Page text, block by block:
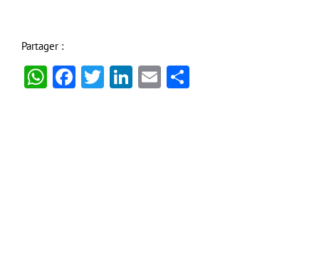
Partager :
WhatsApp
Facebook
Twitter
LinkedIn
Email